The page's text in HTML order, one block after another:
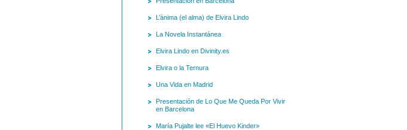
L’ànima (el alma) de Elvira Lindo
La Novela Instantánea
Elvira Lindo en Divinity.es
Elvira o la Ternura
Una Vida en Madrid
Presentación de Lo Que Me Queda Por Vivir
en Barcelona
María Pujalte lee «El Huevo Kinder»